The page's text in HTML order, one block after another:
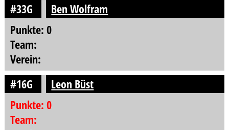
#33G
Ben Wolfram
Punkte: 0
Team:
Verein:
#16G
Leon Büst
Punkte: 0
Team: